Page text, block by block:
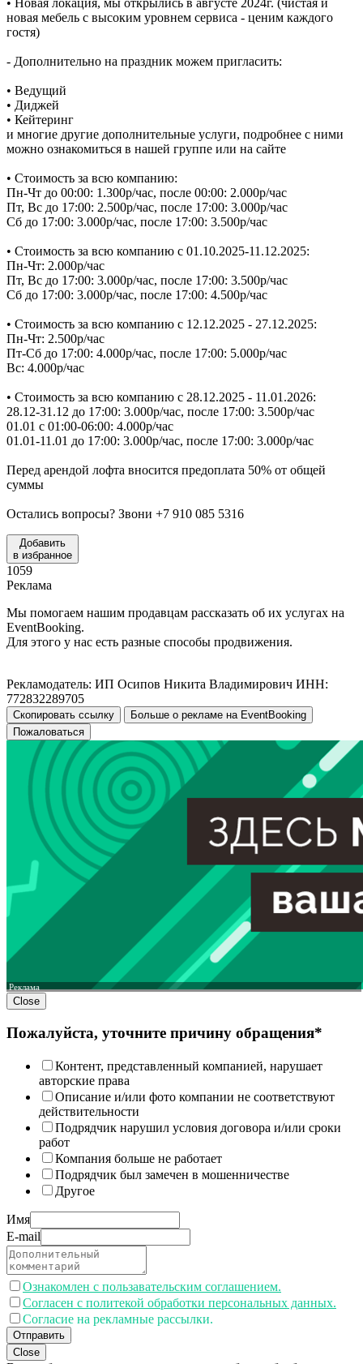
новая мебель с высоким уровнем сервиса - ценим каждого
гостя)
- Дополнительно на праздник можем пригласить:
• Ведущий
• Диджей
• Кейтеринг
и многие другие дополнительные услуги, подробнее с ними
можно ознакомиться в нашей группе или на сайте
• Стоимость за всю компанию:
Пн-Чт до 00:00: 1.300р/час, после 00:00: 2.000р/час
Пт, Вс до 17:00: 2.500р/час, после 17:00: 3.000р/час
Сб до 17:00: 3.000р/час, после 17:00: 3.500р/час
• Стоимость за всю компанию с 01.10.2025-11.12.2025:
Пн-Чт: 2.000р/час
Пт, Вс до 17:00: 3.000р/час, после 17:00: 3.500р/час
Сб до 17:00: 3.000р/час, после 17:00: 4.500р/час
• Стоимость за всю компанию с 12.12.2025 - 27.12.2025:
Пн-Чт: 2.500р/час
Пт-Сб до 17:00: 4.000р/час, после 17:00: 5.000р/час
Вс: 4.000р/час
• Стоимость за всю компанию с 28.12.2025 - 11.01.2026:
28.12-31.12 до 17:00: 3.000р/час, после 17:00: 3.500р/час
01.01 с 01:00-06:00: 4.000р/час
01.01-11.01 до 17:00: 3.000р/час, после 17:00: 3.000р/час
Перед арендой лофта вносится предоплата 50% от общей
суммы
Остались вопросы? Звони +7 910 085 5316
Добавить
в избранное
1059
Реклама
Мы помогаем нашим продавцам рассказать об их услугах на
EventBooking.
Для этого у нас есть разные способы продвижения.
Рекламодатель: ИП Осипов Никита Владимирович ИНН:
772832289705
Скопировать ссылку
Больше о рекламе на EventBooking
Пожаловаться
Реклама
Close
Пожалуйста, уточните причину обращения*
Контент, представленный компанией, нарушает
авторские права
Описание и/или фото компании не соответствуют
действительности
Подрядчик нарушил условия договора и/или сроки
работ
Компания больше не работает
Подрядчик был замечен в мошенничестве
Другое
Имя
E-mail
Ознакомлен с пользавательским соглашением.
Согласен с политекой обработки персональных данных.
Согласие на рекламные рассылки.
Отправить
Close